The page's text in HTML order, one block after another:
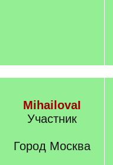
MihailovaI
Участник
Город Москва